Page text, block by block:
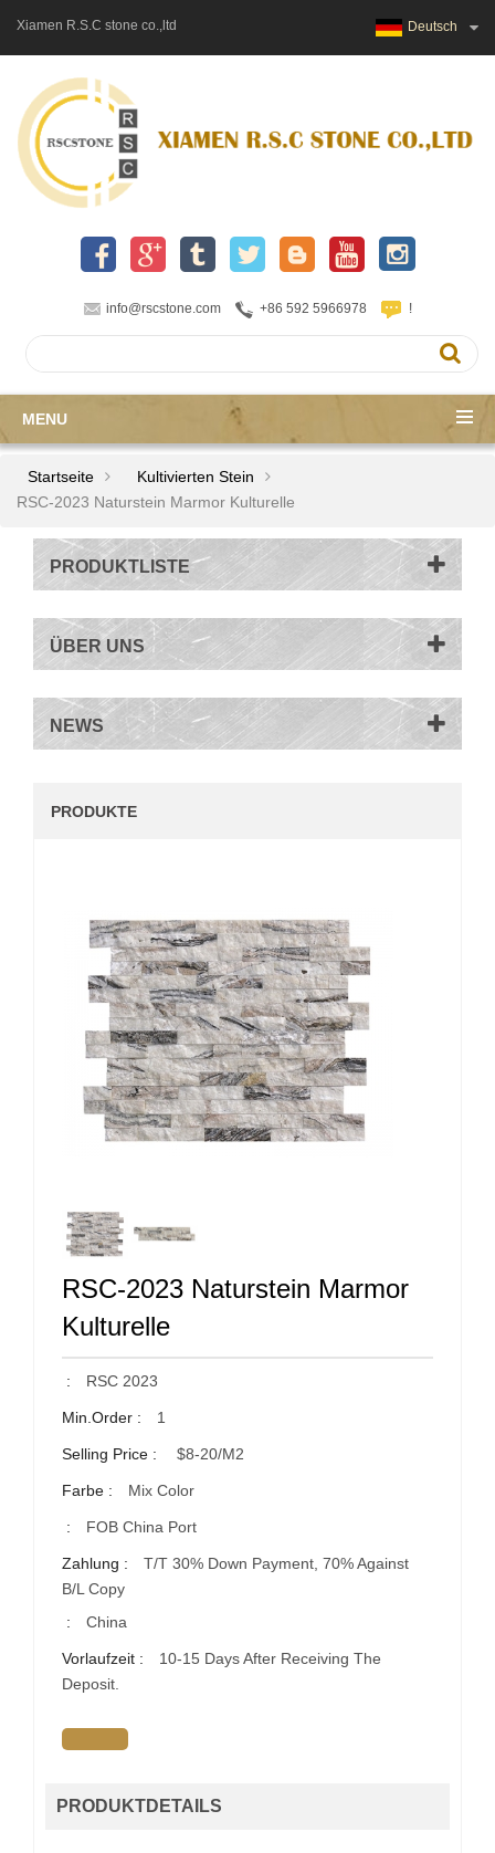
Xiamen R.S.C stone co.,ltd Deutsch
info@rscstone.com +86 592 5966978 !
MENU
Startseite
Kultivierten Stein
RSC-2023 Naturstein Marmor Kulturelle
PRODUKTLISTE
ÜBER UNS
NEWS
PRODUKTE
RSC-2023 Naturstein Marmor
Kulturelle
: RSC 2023
Min.Order : 1
Selling Price : $8-20/m2
Farbe : Mix Color
: FOB China Port
Zahlung :
T/T 30% Down Payment, 70% Against
B/L Copy
:
China
Vorlaufzeit :
10-15 Days After Receiving The
Deposit.
PRODUKTDETAILS